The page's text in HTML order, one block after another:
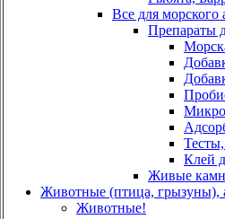
Все для морского
Препараты
Клей
Живые
Животные (птица, грызуны),
Животные!